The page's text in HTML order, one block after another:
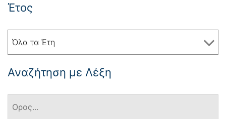
Έτος
Όλα τα Έτη
Αναζήτηση με Λέξη